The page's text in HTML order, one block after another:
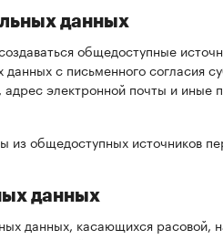
данных
общедоступные
с письменного согласия
электронной почты и
общедоступных источников
данных
данных, касающихся расовой,